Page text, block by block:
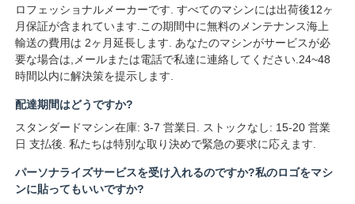
ロフェッショナルメーカーです. すべてのマシンには出荷後12ヶ
月保証が含まれています.この期間中に無料のメンテナンス海上
輸送の費用は 2ヶ月延長します. あなたのマシンがサービスが必
要な場合は,メールまたは電話で私達に連絡してください.24~48
時間以内に解決策を提示します.
配達期間はどうですか?
スタンダードマシン在庫: 3-7 営業日. ストックなし: 15-20 営業
日 支払後. 私たちは特別な取り決めで緊急の要求に応えます.
パーソナライズサービスを受け入れるのですか?私のロゴをマシ
ンに貼ってもいいですか?